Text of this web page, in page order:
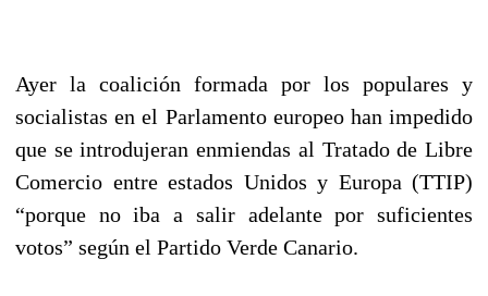
Ayer la coalición formada por los populares y
socialistas en el Parlamento europeo han impedido
que se introdujeran enmiendas al Tratado de Libre
Comercio entre estados Unidos y Europa (TTIP)
“porque no iba a salir adelante por suficientes
votos” según el Partido Verde Canario.